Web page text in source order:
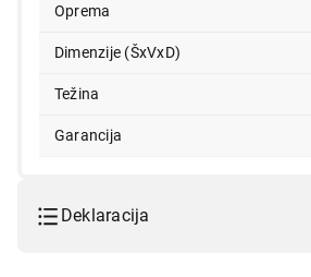
Oprema
Dimenzije (ŠxVxD)
Težina
Garancija
Deklaracija